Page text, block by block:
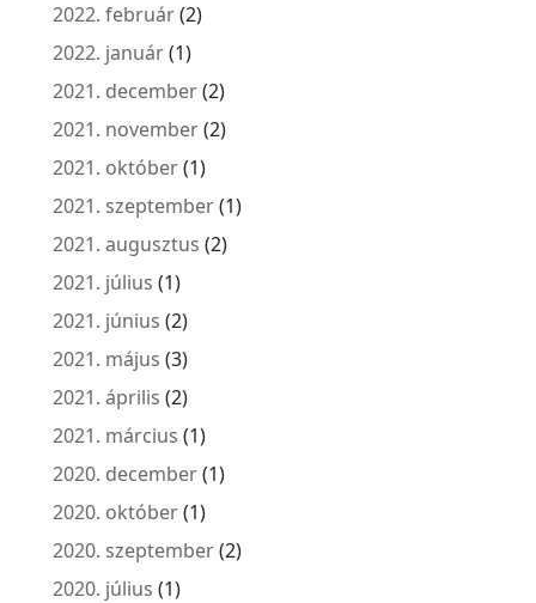
2022. február(2)
2022. január(1)
2021. december(2)
2021. november(2)
2021. október(1)
2021. szeptember(1)
2021. augusztus (2)
2021. július (1)
2021. június (2)
2021. május (3)
2021. április (2)
2021. március (1)
2020. december(1)
2020. október(1)
2020. szeptember(2)
2020. július (1)